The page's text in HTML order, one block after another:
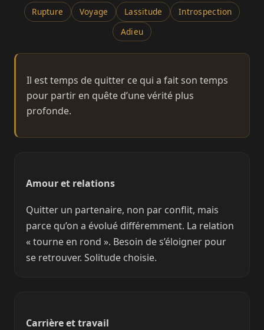
Rupture Voyage Lassitude
Introspection
Adieu
Il est temps de quitter ce qui a fait son temps
pour partir en quête d’une vérité plus
profonde.
Amour et relations
Quitter un partenaire, non par conflit, mais
parce qu’on a évolué différemment. La relation
« tourne en rond ». Besoin de s’éloigner pour
se retrouver. Solitude choisie.
Carrière et travail